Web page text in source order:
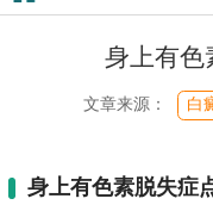
身上有色
文章来源： 白
身上有色素脱失症